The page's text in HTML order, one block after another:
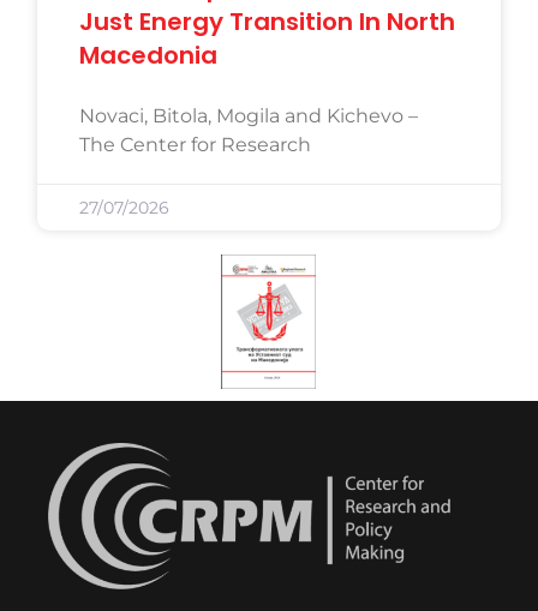
Just Energy Transition In North
Macedonia
Novaci, Bitola, Mogila and Kichevo –
The Center for Research
27/07/2026